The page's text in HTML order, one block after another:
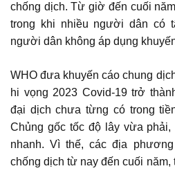
chống dịch. Từ giờ đến cuối
trong khi nhiều người dân có
người dân không áp dụng
WHO đưa khuyến cáo chung
hi vọng 2023 Covid-19 trở
đại dịch chưa từng có trong
Chủng gốc tốc độ lây vừa
nhanh. Vì thế, các địa
chống dịch từ nay đến cuối năm,